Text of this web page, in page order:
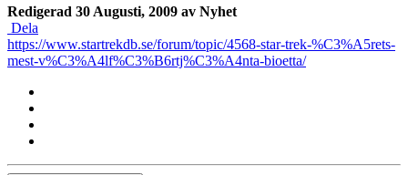
Redigerad 30 Augusti, 2009 av Nyhet
Dela
https://www.startrekdb.se/forum/topic/4568-star-trek-%C3%A5rets-
mest-v%C3%A4lf%C3%B6rtj%C3%A4nta-bioetta/